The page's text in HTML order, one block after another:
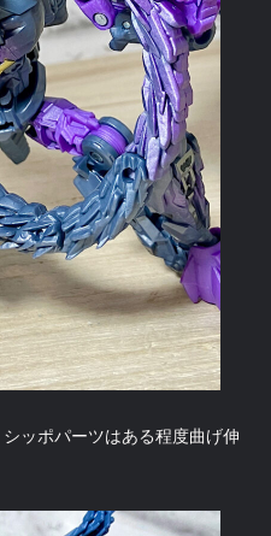
ッポパーツはある程度曲げ伸